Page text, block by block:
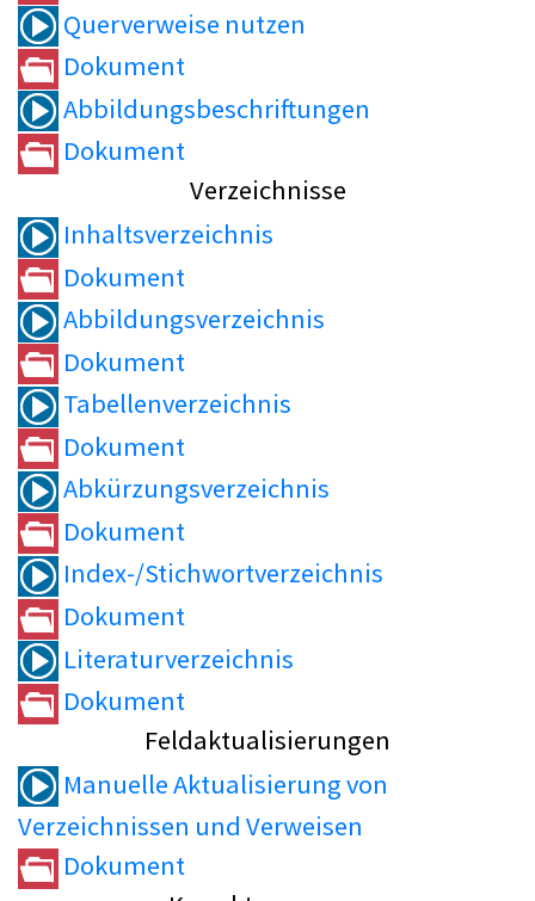
Querverweise nutzen
Dokument
Abbildungsbeschriftungen
Dokument
Verzeichnisse
Inhaltsverzeichnis
Dokument
Abbildungsverzeichnis
Dokument
Tabellenverzeichnis
Dokument
Abkürzungsverzeichnis
Dokument
Index-/Stichwortverzeichnis
Dokument
Literaturverzeichnis
Dokument
Feldaktualisierungen
Manuelle Aktualisierung von
Verzeichnissen und Verweisen
Dokument